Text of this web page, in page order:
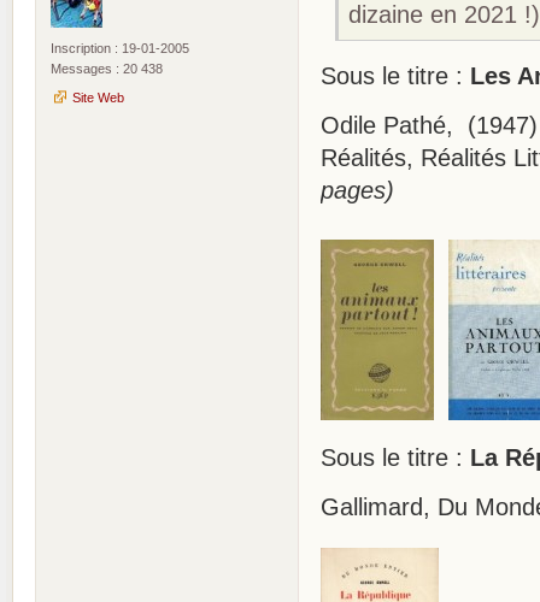
Inscription : 19-01-2005
Messages : 20 438
Site Web
dizaine en 2021 !)
Sous le titre : Les
Odile Pathé,
Réalités, Réalités
pages)
Sous le titre : La
Gallimard, Du